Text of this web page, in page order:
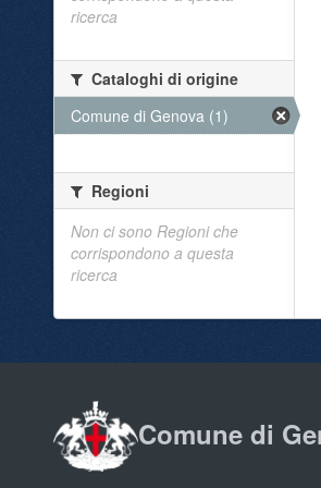
ricerca
Cataloghi di origine
Comune di Genova (1)
Regioni
Non ci sono Regioni che
corrispondono a questa
ricerca
Comune di